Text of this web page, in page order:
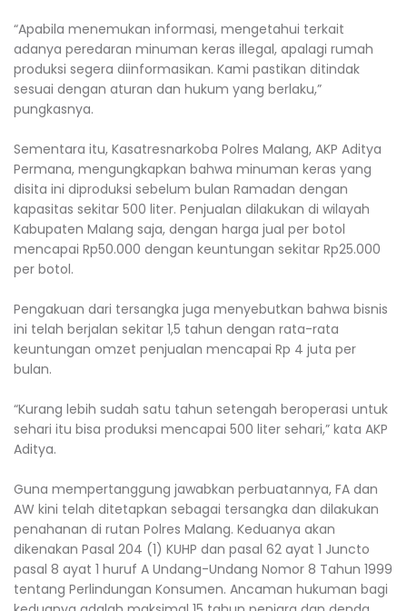
“Apabila menemukan informasi, mengetahui terkait
adanya peredaran minuman keras illegal, apalagi rumah
produksi segera diinformasikan. Kami pastikan ditindak
sesuai dengan aturan dan hukum yang berlaku,”
pungkasnya.
Sementara itu, Kasatresnarkoba Polres Malang, AKP Aditya
Permana, mengungkapkan bahwa minuman keras yang
disita ini diproduksi sebelum bulan Ramadan dengan
kapasitas sekitar 500 liter. Penjualan dilakukan di wilayah
Kabupaten Malang saja, dengan harga jual per botol
mencapai Rp50.000 dengan keuntungan sekitar Rp25.000
per botol.
Pengakuan dari tersangka juga menyebutkan bahwa bisnis
ini telah berjalan sekitar 1,5 tahun dengan rata-rata
keuntungan omzet penjualan mencapai Rp 4 juta per
bulan.
“Kurang lebih sudah satu tahun setengah beroperasi untuk
sehari itu bisa produksi mencapai 500 liter sehari,” kata AKP
Aditya.
Guna mempertanggung jawabkan perbuatannya, FA dan
AW kini telah ditetapkan sebagai tersangka dan dilakukan
penahanan di rutan Polres Malang. Keduanya akan
dikenakan Pasal 204 (1) KUHP dan pasal 62 ayat 1 Juncto
pasal 8 ayat 1 huruf A Undang-Undang Nomor 8 Tahun 1999
tentang Perlindungan Konsumen. Ancaman hukuman bagi